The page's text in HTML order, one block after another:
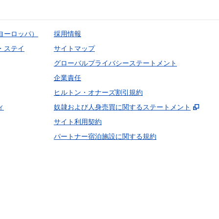
ロッパ）
ステイ
採用情報
サイトマップ
グローバルプライバシーステートメント
企業責任
ヒルトン・オナーズ割引規約
奴隷および人身売買に関するステートメント
,
サイト利用契約
パートナー宿泊施設に関する規約